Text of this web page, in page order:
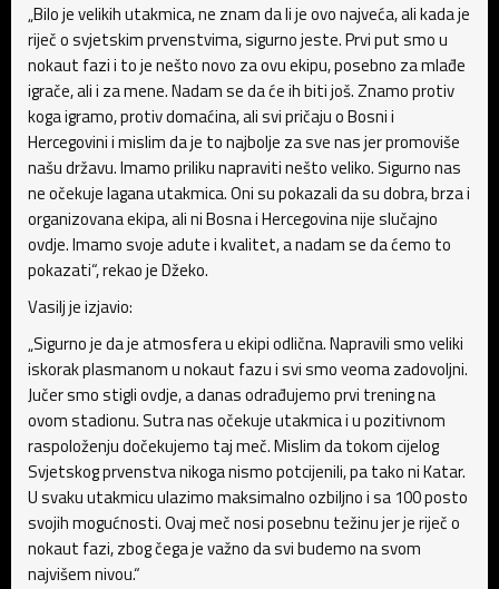
„Bilo je velikih utakmica, ne znam da li je ovo najveća, ali kada je
riječ o svjetskim prvenstvima, sigurno jeste. Prvi put smo u
nokaut fazi i to je nešto novo za ovu ekipu, posebno za mlađe
igrače, ali i za mene. Nadam se da će ih biti još. Znamo protiv
koga igramo, protiv domaćina, ali svi pričaju o Bosni i
Hercegovini i mislim da je to najbolje za sve nas jer promoviše
našu državu. Imamo priliku napraviti nešto veliko. Sigurno nas
ne očekuje lagana utakmica. Oni su pokazali da su dobra, brza i
organizovana ekipa, ali ni Bosna i Hercegovina nije slučajno
ovdje. Imamo svoje adute i kvalitet, a nadam se da ćemo to
pokazati“, rekao je Džeko.
Vasilj je izjavio:
„Sigurno je da je atmosfera u ekipi odlična. Napravili smo veliki
iskorak plasmanom u nokaut fazu i svi smo veoma zadovoljni.
Jučer smo stigli ovdje, a danas odrađujemo prvi trening na
ovom stadionu. Sutra nas očekuje utakmica i u pozitivnom
raspoloženju dočekujemo taj meč. Mislim da tokom cijelog
Svjetskog prvenstva nikoga nismo potcijenili, pa tako ni Katar.
U svaku utakmicu ulazimo maksimalno ozbiljno i sa 100 posto
svojih mogućnosti. Ovaj meč nosi posebnu težinu jer je riječ o
nokaut fazi, zbog čega je važno da svi budemo na svom
najvišem nivou.“